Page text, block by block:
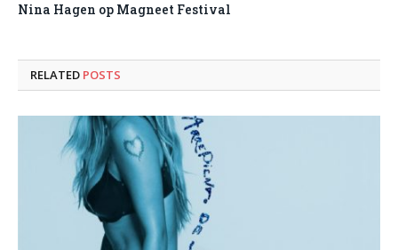
Nina Hagen op Magneet Festival
RELATED POSTS